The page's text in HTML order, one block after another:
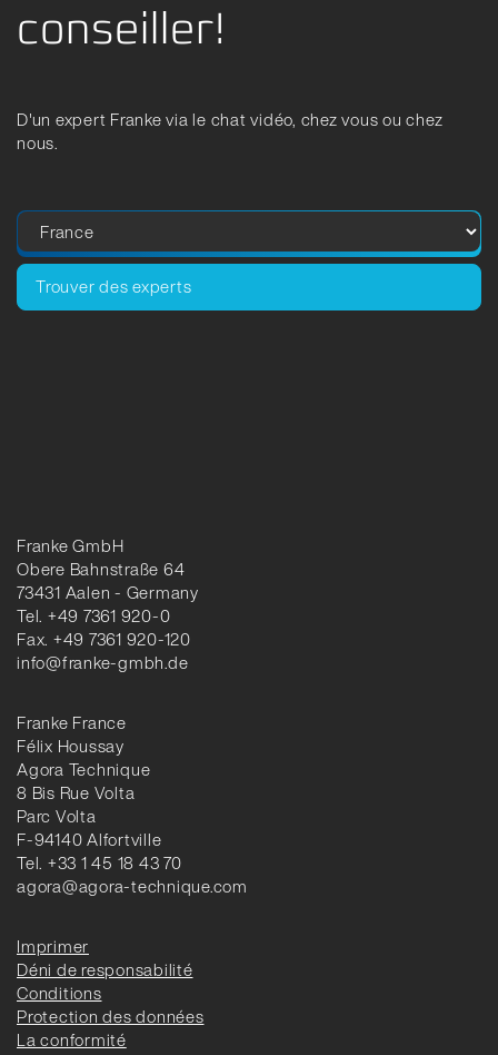
conseiller!
D'un expert Franke via le chat vidéo, chez vous ou chez
nous.
Trouver des experts
Franke GmbH
Obere Bahnstraße 64
73431 Aalen - Germany
Tel. +49 7361 920-0
Fax. +49 7361 920-120
info@franke-gmbh.de
Franke France
Félix Houssay
Agora Technique
8 Bis Rue Volta
Parc Volta
F-94140 Alfortville
Tel. +33 1 45 18 43 70
agora@agora-technique.com
Imprimer
Déni de responsabilité
Conditions
Protection des données
La conformité